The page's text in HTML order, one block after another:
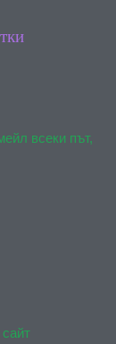
всеки път,